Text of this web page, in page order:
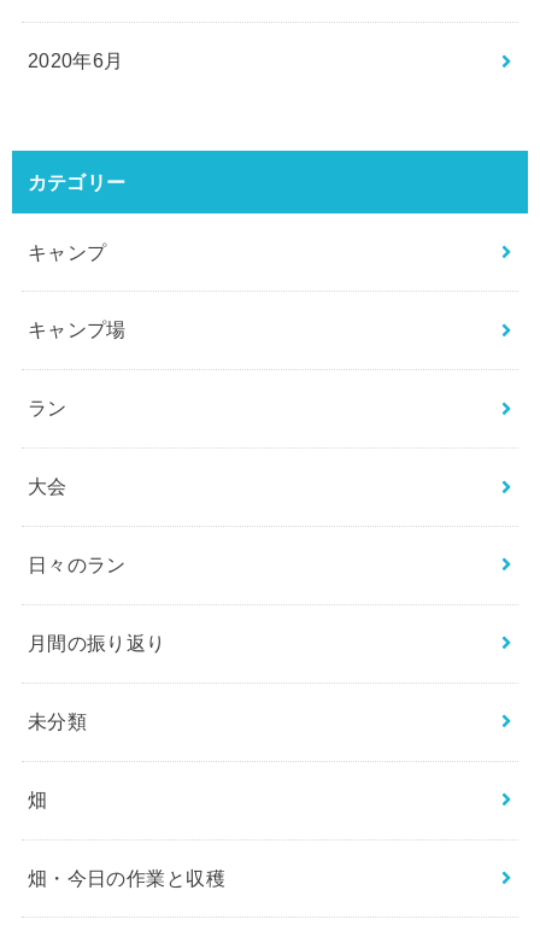
2020年6月
カテゴリー
キャンプ
キャンプ場
ラン
大会
日々のラン
月間の振り返り
未分類
畑
畑・今日の作業と収穫